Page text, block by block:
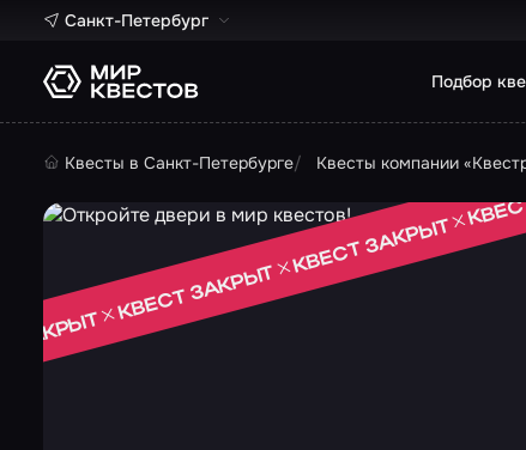
Санкт-Петербург
Подбор
Квесты в Санкт-Петербурге Квесты компании
ЗАКРЫТ
КВЕСТ ЗАКРЫТ
КВЕСТ ЗАКРЫТ